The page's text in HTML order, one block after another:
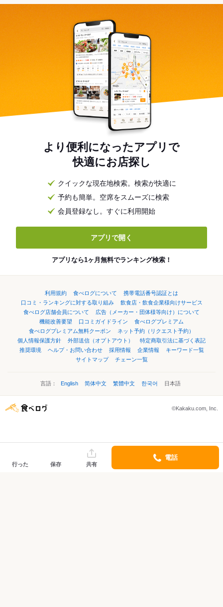
より便利になったアプリで
快適にお店探し
クイックな現在地検索。検索が快適に
予約も簡単。空席をスムーズに検索
会員登録なし。すぐに利用開始
アプリで開く
アプリなら1ヶ月無料でランキング検索！
利用規約 食べログについて
携帯電話番号認証とは
口コミ・ランキングに対する取り組み
飲食店・飲食企業様向けサービス
食べログ店舗会員について
広告（メーカー・団体様等向け）について
機能改善要望
口コミガイドライン
食べログプレミアム
食べログプレミアム無料クーポン
ネット予約（リクエスト予約）
個人情報保護方針
外部送信（オプトアウト）
特定商取引法に基づく表記
推奨環境
ヘルプ・お問い合わせ 採用情報 企業情報
キーワード一覧
サイトマップ
チェーン一覧
言語： English 简体中文 繁體中文 한국어 日本語
©Kakaku.com, Inc.
行った 保存 共有
電話